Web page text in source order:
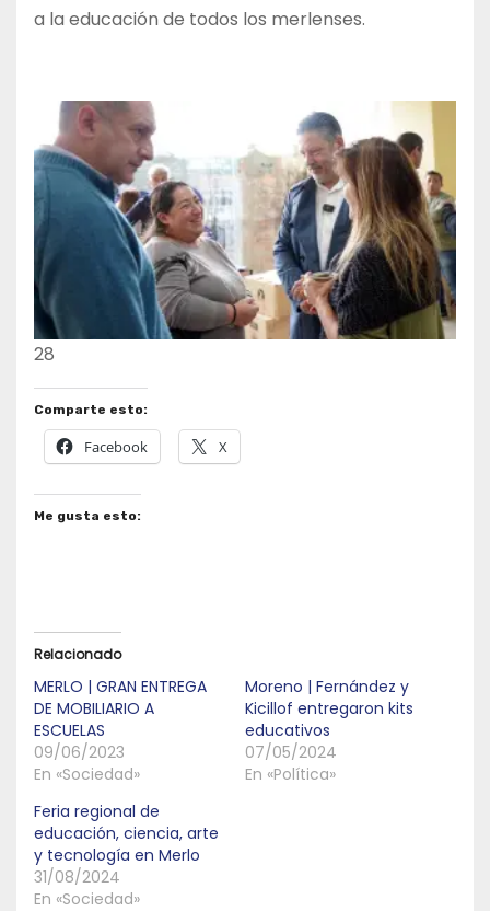
a la educación de todos los merlenses.
28
Comparte esto:
Facebook X
Me gusta esto:
Relacionado
MERLO | GRAN ENTREGA
DE MOBILIARIO A
ESCUELAS
09/06/2023
En «Sociedad»
Moreno | Fernández y
Kicillof entregaron kits
educativos
07/05/2024
En «Política»
Feria regional de
educación, ciencia, arte
y tecnología en Merlo
31/08/2024
En «Sociedad»